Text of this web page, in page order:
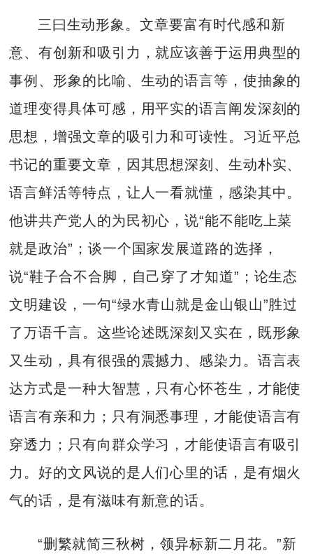
三曰生动形象。文章要富有时代感和新
意、有创新和吸引力，就应该善于运用典型的
事例、形象的比喻、生动的语言等，使抽象的
道理变得具体可感，用平实的语言阐发深刻的
思想，增强文章的吸引力和可读性。习近平总
书记的重要文章，因其思想深刻、生动朴实、
语言鲜活等特点，让人一看就懂，感染其中。
他讲共产党人的为民初心，说“能不能吃上菜
就是政治”；谈一个国家发展道路的选择，
说“鞋子合不合脚，自己穿了才知道”；论生态
文明建设，一句“绿水青山就是金山银山”胜过
了万语千言。这些论述既深刻又实在，既形象
又生动，具有很强的震撼力、感染力。语言表
达方式是一种大智慧，只有心怀苍生，才能使
语言有亲和力；只有洞悉事理，才能使语言有
穿透力；只有向群众学习，才能使语言有吸引
力。好的文风说的是人们心里的话，是有烟火
气的话，是有滋味有新意的话。
“删繁就简三秋树，领异标新二月花。”新